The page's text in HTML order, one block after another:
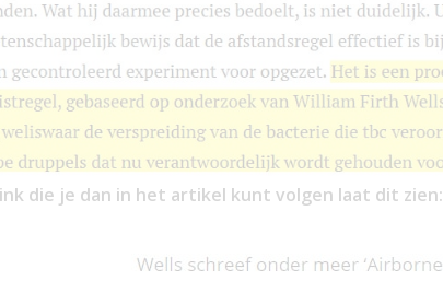
die je dan in het artikel kunt volgen laat dit zien: